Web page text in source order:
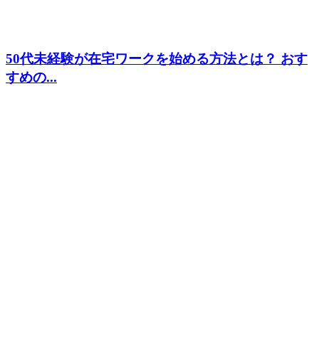
50代未経験が在宅ワークを始める方法とは？ おす
すめの...